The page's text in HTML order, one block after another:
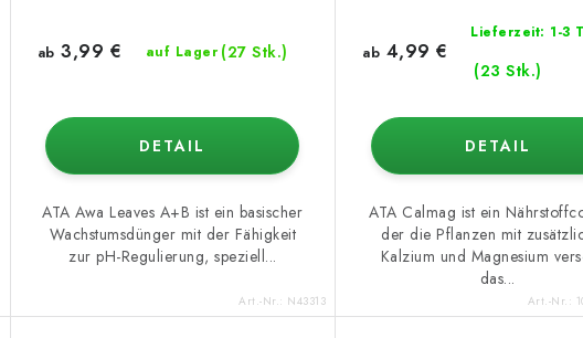
auf Lager (27 Stk.)
ab 3,99 €
DETAIL
ATA Awa Leaves A+B ist ein basischer
Wachstumsdünger mit der Fähigkeit
zur pH-Regulierung, speziell...
Art.-Nr.: N43313
Lieferzeit: 1-3
(23 Stk.)
ab 4,99 €
DETAIL
ATA Calmag ist ein
der die Pflanzen mit
Kalzium und Magnesium
das...
Art.-Nr.: